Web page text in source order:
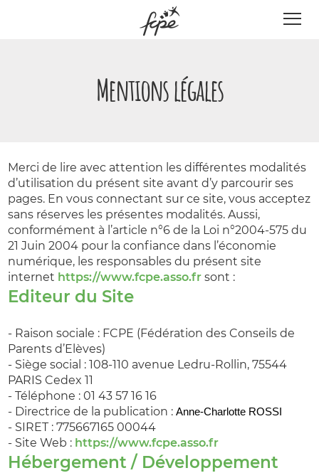
Mentions légales
Merci de lire avec attention les différentes modalités
d’utilisation du présent site avant d’y parcourir ses
pages. En vous connectant sur ce site, vous acceptez
sans réserves les présentes modalités. Aussi,
conformément à l’article n°6 de la Loi n°2004-575 du
21 Juin 2004 pour la confiance dans l’économie
numérique, les responsables du présent site
internet https://www.fcpe.asso.fr sont :
Editeur du Site
- Raison sociale : FCPE (Fédération des Conseils de
Parents d’Elèves)
- Siège social : 108-110 avenue Ledru-Rollin, 75544
PARIS Cedex 11
- Téléphone : 01 43 57 16 16
- Directrice de la publication :Anne-Charlotte ROSSI
- SIRET : 775667165 00044
- Site Web : https://www.fcpe.asso.fr
Hébergement / Développement
Panneau de gestion des cookies